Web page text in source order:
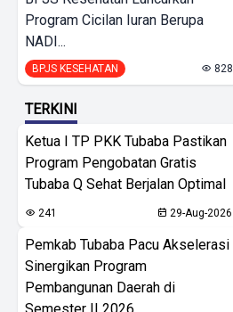
Program Cicilan Iuran Berupa
NADI...
BPJS KESEHATAN 828
TERKINI
Ketua I TP PKK Tubaba Pastikan
Program Pengobatan Gratis
Tubaba Q Sehat Berjalan Optimal
241 29-Aug-2026
Pemkab Tubaba Pacu Akselerasi
Sinergikan Program
Pembangunan Daerah di